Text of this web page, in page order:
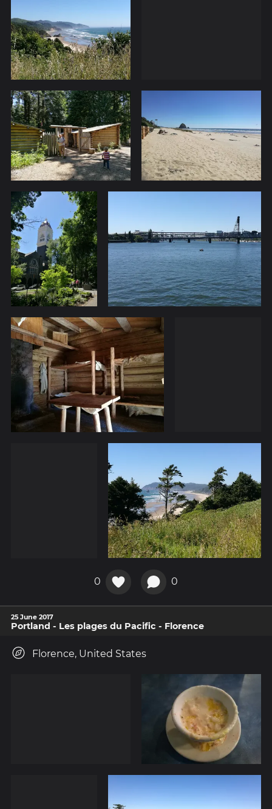
0 0
25 June 2017
Portland - Les plages du Pacific - Florence
Florence, United States